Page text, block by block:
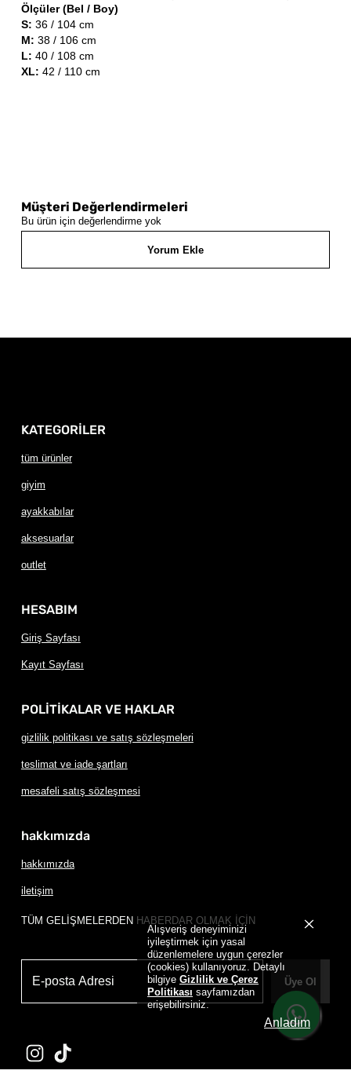
Alışveriş deneyiminizi
iyileştirmek için yasal
düzenlemelere uygun çerezler
(cookies) kullanıyoruz. Detaylı
bilgiye Gizlilik ve Çerez
Politikası sayfamızdan
erişebilirsiniz.
Anladım
Ölçüler (Bel / Boy)
S: 36 / 104 cm
M: 38 / 106 cm
L: 40 / 108 cm
XL: 42 / 110 cm
Müşteri Değerlendirmeleri
Bu ürün için değerlendirme yok
Yorum Ekle
KATEGORİLER
tüm ürünler
giyim
ayakkabılar
aksesuarlar
outlet
HESABIM
Giriş Sayfası
Kayıt Sayfası
POLİTİKALAR VE HAKLAR
gizlilik politikası ve satış sözleşmeleri
teslimat ve iade şartları
mesafeli satış sözleşmesi
hakkımızda
hakkımızda
iletişim
TÜM GELİŞMELERDEN HABERDAR OLMAK İÇİN
Üye Ol